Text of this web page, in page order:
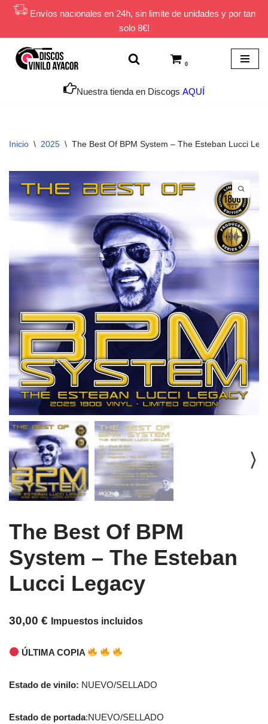
contenido
Envíos nacionales en 24h, sin limite de unidades y por tan
solo 8€!
0
Nuestra tienda en Discogs AQUÍ
Inicio \ 2025 \ The Best Of BPM System – The Esteban Lucci
The Best Of BPM
System – The Esteban
Lucci Legacy
30,00 € Impuestos incluidos
ÚLTIMA COPIA
Estado de vinilo: NUEVO/SELLADO
Estado de portada:NUEVO/SELLADO